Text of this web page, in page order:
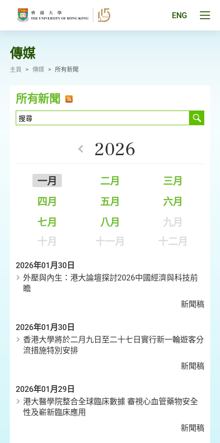
ENG
傳媒
主頁 > 傳媒 > 所有新聞
所有新聞
2026
一月 二月
三月
四月
五月
六月
七月
八月
九月
十月
十一月 十二月
2026年01月30日
外壓與內生：港大論壇探討2026中國經濟與科技前
瞻
新聞稿
2026年01月30日
香港大學將於二月九日至二十七日實行新一輪遊客分
流措施特別安排
新聞稿
2026年01月29日
港大醫學院整合全球臨床數據 審視心血管藥物安全
性及嶄新臨床應用
新聞稿